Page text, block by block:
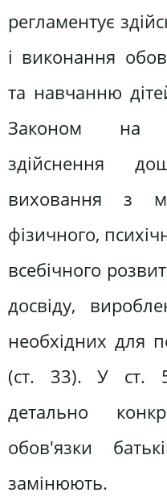
регламентує
і виконання
та навчанню
Законом на
здійснення
виховання з
фізичного,
всебічного
досвіду,
необхідних для
(ст. 33). У ст.
детально
обов'язки
замінюють.